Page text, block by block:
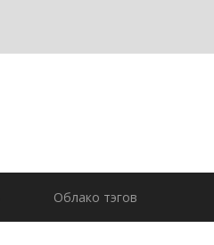
Облако тэгов